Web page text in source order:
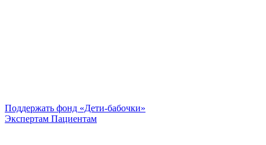
Поддержать фонд «Дети-бабочки»
Экспертам Пациентам